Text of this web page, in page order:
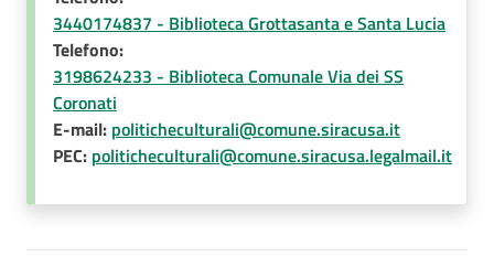
3440174837 - Biblioteca Grottasanta e Santa Lucia
Telefono:
3198624233 - Biblioteca Comunale Via dei SS
Coronati
E-mail: politicheculturali@comune.siracusa.it
PEC: politicheculturali@comune.siracusa.legalmail.it